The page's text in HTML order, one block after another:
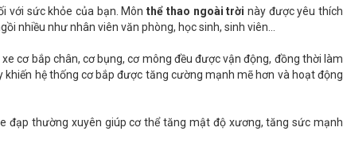
với sức khỏe của bạn. Mônthể thao ngoài trời này được yêu thích
nhiều như nhân viên văn phòng, học sinh, sinh viên...
cơ bắp chân, cơ bụng, cơ mông đều được vận động, đồng thời làm
hệ thống cơ bắp được tăng cường mạnh mẽ hơn và hoạt động
đạp thường xuyên giúp cơ thể tăng mật độ xương, tăng sức mạnh